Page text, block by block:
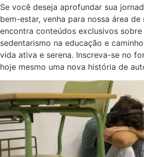
Se você deseja aprofundar sua
bem-estar, venha para nossa área
encontra conteúdos exclusivos
sedentarismo na educação e
vida ativa e serena. Inscreva-se no
hoje mesmo uma nova história de